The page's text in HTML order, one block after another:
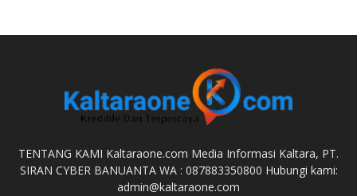
TENTANG KAMI Kaltaraone.com Media Informasi Kaltara, PT.
SIRAN CYBER BANUANTA WA : 087883350800 Hubungi kami:
admin@kaltaraone.com